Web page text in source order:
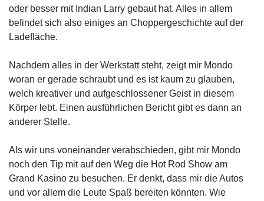
oder besser mit Indian Larry gebaut hat. Alles in allem
befindet sich also einiges an Choppergeschichte auf der
Ladefläche.
Nachdem alles in der Werkstatt steht, zeigt mir Mondo
woran er gerade schraubt und es ist kaum zu glauben,
welch kreativer und aufgeschlossener Geist in diesem
Körper lebt. Einen ausführlichen Bericht gibt es dann an
anderer Stelle.
Als wir uns voneinander verabschieden, gibt mir Mondo
noch den Tip mit auf den Weg die Hot Rod Show am
Grand Kasino zu besuchen. Er denkt, dass mir die Autos
und vor allem die Leute Spaß bereiten könnten. Wie